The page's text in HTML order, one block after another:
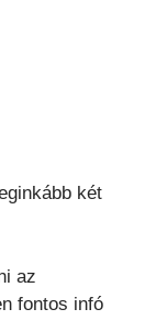
két
az
fontos infó